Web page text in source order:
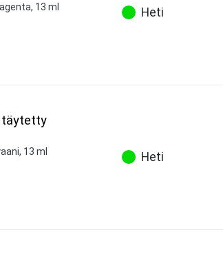
13 ml
Heti
täytetty
13 ml
Heti